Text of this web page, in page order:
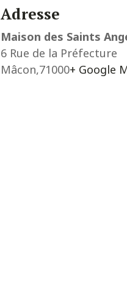
Adresse
Maison des Saints
6 Rue de la Préfecture
Mâcon,71000+ Google